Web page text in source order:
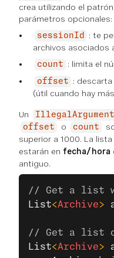
crea utilizando el
parámetros opcionales:
sessionId
: te
archivos asociados
count : limita el
offset
:
(útil cuando hay
Un
offset o count
superior a 1000. La
estarán en fecha/hora
antiguo.
// Get a list
List<Archive>
// Get a list
List<Archive>